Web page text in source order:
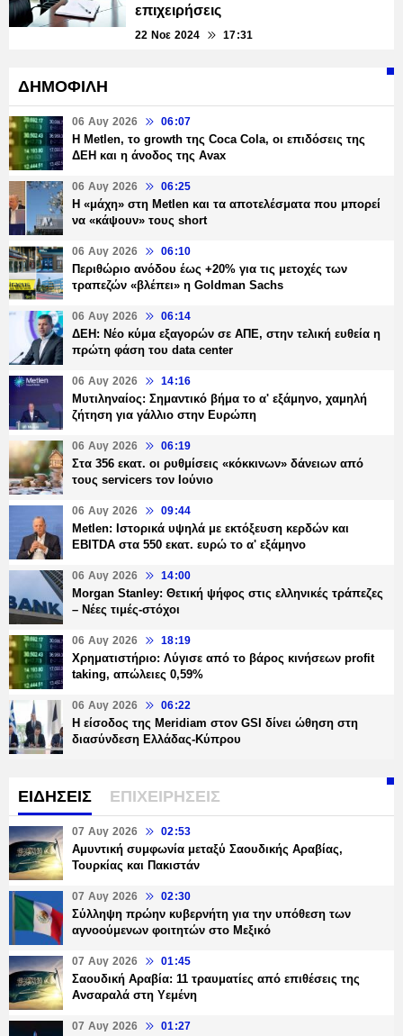
επιχειρήσεις
22 Νοε 2024 17:31
ΔΗΜΟΦΙΛΗ
06 Αυγ 2026 06:07
H Metlen, το growth της Coca Cola, οι επιδόσεις της
ΔΕΗ και η άνοδος της Avax
06 Αυγ 2026 06:25
H «μάχη» στη Metlen και τα αποτελέσματα που μπορεί
να «κάψουν» τους short
06 Αυγ 2026 06:10
Περιθώριο ανόδου έως +20% για τις μετοχές των
τραπεζών «βλέπει» η Goldman Sachs
06 Αυγ 2026 06:14
ΔΕΗ: Νέο κύμα εξαγορών σε ΑΠΕ, στην τελική ευθεία η
πρώτη φάση του data center
06 Αυγ 2026 14:16
Μυτιληναίος: Σημαντικό βήμα το α' εξάμηνο, χαμηλή
ζήτηση για γάλλιο στην Ευρώπη
06 Αυγ 2026 06:19
Στα 356 εκατ. οι ρυθμίσεις «κόκκινων» δάνειων από
τους servicers τον Ιούνιο
06 Αυγ 2026 09:44
Metlen: Ιστορικά υψηλά με εκτόξευση κερδών και
EBITDA στα 550 εκατ. ευρώ το α' εξάμηνο
06 Αυγ 2026 14:00
Morgan Stanley: Θετική ψήφος στις ελληνικές τράπεζες
– Νέες τιμές-στόχοι
06 Αυγ 2026 18:19
Χρηματιστήριο: Λύγισε από το βάρος κινήσεων profit
taking, απώλειες 0,59%
06 Αυγ 2026 06:22
Η είσοδος της Meridiam στον GSI δίνει ώθηση στη
διασύνδεση Ελλάδας-Κύπρου
ΕΙΔΗΣΕΙΣ ΕΠΙΧΕΙΡΗΣΕΙΣ
07 Αυγ 2026 02:53
Αμυντική συμφωνία μεταξύ Σαουδικής Αραβίας,
Τουρκίας και Πακιστάν
07 Αυγ 2026 02:30
Σύλληψη πρώην κυβερνήτη για την υπόθεση των
αγνοούμενων φοιτητών στο Μεξικό
07 Αυγ 2026 01:45
Σαουδική Αραβία: 11 τραυματίες από επιθέσεις της
Ανσαραλά στη Υεμένη
07 Αυγ 2026 01:27